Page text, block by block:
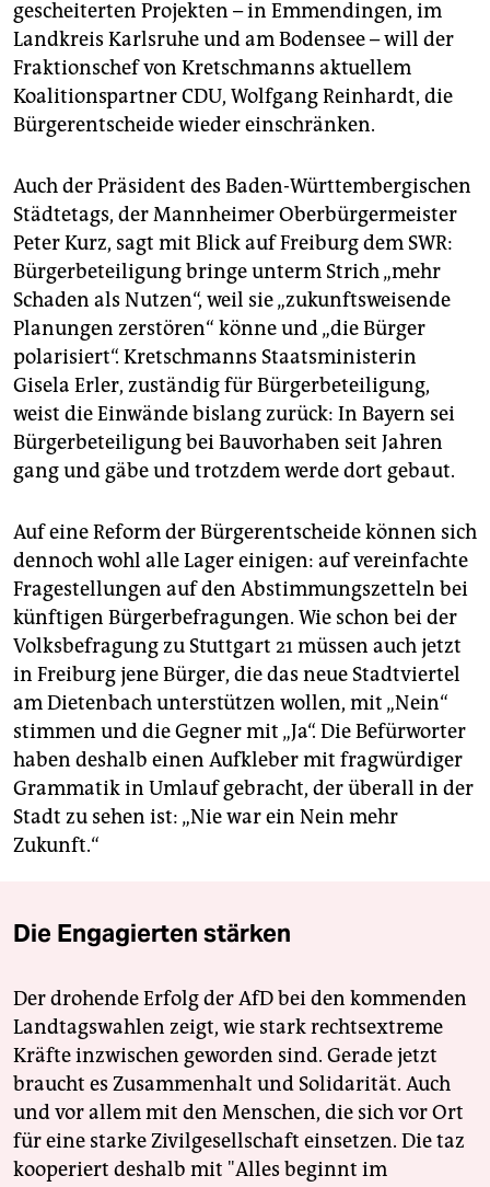
gescheiterten Projekten – in Emmendingen, im
Landkreis Karlsruhe und am Bodensee – will der
Fraktionschef von Kretschmanns aktuellem
Koalitionspartner CDU, Wolfgang Reinhardt, die
Bürgerentscheide wieder einschränken.
Auch der Präsident des Baden-Württembergischen
Städtetags, der Mannheimer Oberbürgermeister
Peter Kurz, sagt mit Blick auf Freiburg dem SWR:
Bürgerbeteiligung bringe unterm Strich „mehr
Schaden als Nutzen“, weil sie „zukunftsweisende
Planungen zerstören“ könne und „die Bürger
polarisiert“. Kretschmanns Staatsministerin
Gisela Erler, zuständig für Bürgerbeteiligung,
weist die Einwände bislang zurück: In Bayern sei
Bürgerbeteiligung bei Bauvorhaben seit Jahren
gang und gäbe und trotzdem werde dort gebaut.
Auf eine Reform der Bürger­entscheide können sich
dennoch wohl alle Lager einigen: auf vereinfachte
Fragestellungen auf den Abstimmungszetteln bei
künftigen Bürgerbefragungen. Wie schon bei der
Volksbefragung zu Stuttgart 21 müssen auch jetzt
in Freiburg jene Bürger, die das neue Stadtviertel
am Dietenbach unterstützen wollen, mit „Nein“
stimmen und die Gegner mit „Ja“. Die Befürworter
haben deshalb einen Aufkleber mit fragwürdiger
Grammatik in Umlauf gebracht, der überall in der
Stadt zu sehen ist: „Nie war ein Nein mehr
Zukunft.“
Die Engagierten stärken
Der drohende Erfolg der AfD bei den kommenden
Landtagswahlen zeigt, wie stark rechtsextreme
Kräfte inzwischen geworden sind. Gerade jetzt
braucht es Zusammenhalt und Solidarität. Auch
und vor allem mit den Menschen, die sich vor Ort
für eine starke Zivilgesellschaft einsetzen. Die taz
kooperiert deshalb mit "Alles beginnt im